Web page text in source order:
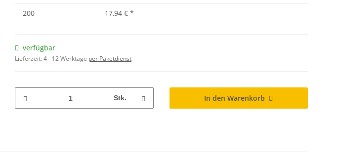
200
17,94 € *
verfügbar
Lieferzeit:4 - 12 Werktage per Paketdienst
Stk. In den Warenkorb